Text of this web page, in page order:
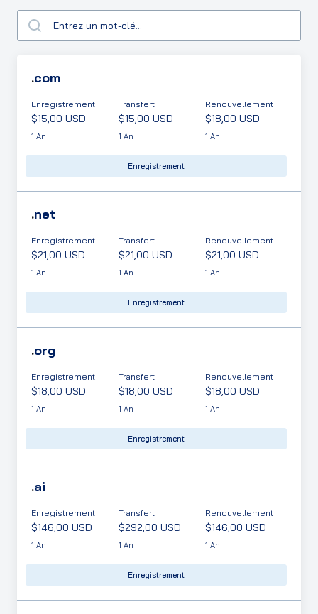
.com
Enregistrement
$15,00 USD
1 An
Transfert
$15,00 USD
1 An
Renouvellement
$18,00 USD
1 An
Enregistrement
.net
Enregistrement
$21,00 USD
1 An
Transfert
$21,00 USD
1 An
Renouvellement
$21,00 USD
1 An
Enregistrement
.org
Enregistrement
$18,00 USD
1 An
Transfert
$18,00 USD
1 An
Renouvellement
$18,00 USD
1 An
Enregistrement
.ai
Enregistrement
$146,00 USD
1 An
Transfert
$292,00 USD
1 An
Renouvellement
$146,00 USD
1 An
Enregistrement